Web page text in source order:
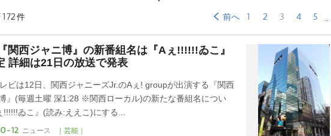
件 前へ 1 2 3 4 5
関西ジャニ博』の新番組名は『Aぇ!!!!!!ゐこ』
詳細は21日の放送で発表
ビは12日、関西ジャニーズJr.のAぇ! groupが出演する『関西
』(毎週土曜 深1:28 ※関西ローカル)の新たな番組名につい
!!!!!!ゐこ』(読み:ええこ)にする...
12 ニュース ｜芸能｜